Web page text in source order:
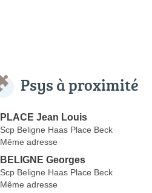
Psys à proximité
PLACE Jean Louis
Scp Beligne Haas Place Beck
Même adresse
BELIGNE Georges
Scp Beligne Haas Place Beck
Même adresse